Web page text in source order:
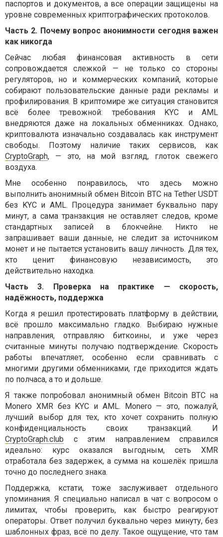
паспортов и документов, а все операции защищены на
уровне современных криптографических протоколов.
Часть 2. Почему вопрос анонимности сегодня важен
как никогда
Сейчас любая финансовая активность в сети
сопровождается слежкой — не только со стороны
регуляторов, но и коммерческих компаний, которые
собирают пользовательские данные ради рекламы и
профилирования. В криптомире же ситуация становится
всё более тревожной: требования KYC и AML
внедряются даже на локальных обменниках. Однако,
криптовалюта изначально создавалась как инструмент
свободы. Поэтому наличие таких сервисов, как
CryptoGraph, — это, на мой взгляд, глоток свежего
воздуха.
Мне особенно понравилось, что здесь можно
выполнить анонимный обмен Bitcoin BTC на Tether USDT
без KYC и AML. Процедура занимает буквально пару
минут, а сама транзакция не оставляет следов, кроме
стандартных записей в блокчейне. Никто не
запрашивает ваши данные, не следит за источником
монет и не пытается установить вашу личность. Для тех,
кто ценит финансовую независимость, это
действительно находка.
Часть 3. Проверка на практике — скорость,
надёжность, поддержка
Когда я решил протестировать платформу в действии,
всё прошло максимально гладко. Выбираю нужные
направления, отправляю биткоины, и уже через
считанные минуты получаю подтверждение. Скорость
работы впечатляет, особенно если сравнивать с
многими другими обменниками, где приходится ждать
по полчаса, а то и дольше.
Я также попробовал анонимный обмен Bitcoin BTC на
Monero XMR без KYC и AML. Monero — это, пожалуй,
лучший выбор для тех, кто хочет сохранить полную
конфиденциальность своих транзакций. И
CryptoGraph.club с этим направлением справился
идеально: курс оказался выгодным, сеть XMR
отработала без задержек, а сумма на кошелёк пришла
точно до последнего знака.
Поддержка, кстати, тоже заслуживает отдельного
упоминания. Я специально написал в чат с вопросом о
лимитах, чтобы проверить, как быстро реагируют
операторы. Ответ получил буквально через минуту, без
шаблонных фраз, всё по делу. Такое ощущение, что там